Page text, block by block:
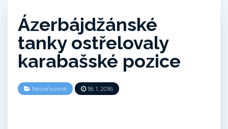
Ázerbájdžánské
tanky ostřelovaly
karabašské pozice
Nezařazené 18. 1. 2016